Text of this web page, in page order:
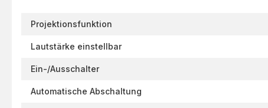
Projektionsfunktion
Lautstärke einstellbar
Ein-/Ausschalter
Automatische Abschaltung